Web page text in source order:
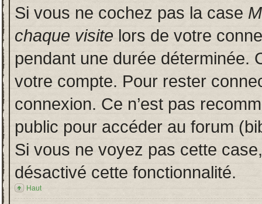
Si vous ne cochez pas la case
chaque visite lors de votre
pendant une durée déterminée.
votre compte. Pour rester
connexion. Ce n’est pas
public pour accéder au forum
Si vous ne voyez pas cette
désactivé cette fonctionnalité.
Haut